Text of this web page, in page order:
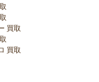
買取
買取